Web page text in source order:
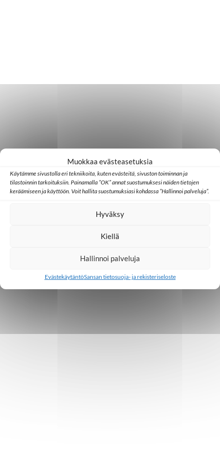
Muokkaa evästeasetuksia
Käytämme sivustolla eri tekniikoita, kuten evästeitä, sivuston toiminnan ja
tilastoinnin tarkoituksiin. Painamalla ”OK” annat suostumuksesi näiden tietojen
keräämiseen ja käyttöön. Voit hallita suostumuksiasi kohdassa ”Hallinnoi palveluja”.
Hyväksy
Kiellä
Hallinnoi palveluja
EvästekäytäntöSansan tietosuoja- ja rekisteriseloste